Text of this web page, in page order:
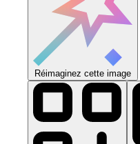
Réimaginez cette image